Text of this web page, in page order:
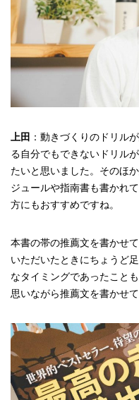
上田 ：動きづくりのドリル
る自分でもできないドリル
たいと思いました。そのほ
ジュールや指南書も書かれ
方にもおすすめですね。
本書の帯の推薦文を書かせ
いただいたときにちょうど
なタイミングであったこと
思いながら推薦文を書かせ